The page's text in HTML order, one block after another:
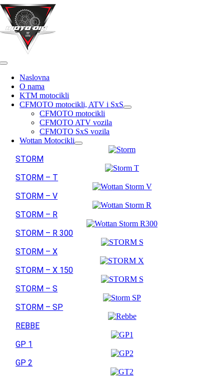
Skip
to
content
Toggle
NavigationNaslovna
O nama
KTM motocikli
CFMOTO motocikli, ATV i SxS
CFMOTO motocikli
CFMOTO ATV vozila
CFMOTO SxS vozila
Wottan Motocikli
STORM
STORM – T
STORM – V
STORM – R
STORM – R 300
STORM – X
STORM – X 150
STORM – S
STORM – SP
REBBE
GP 1
GP 2